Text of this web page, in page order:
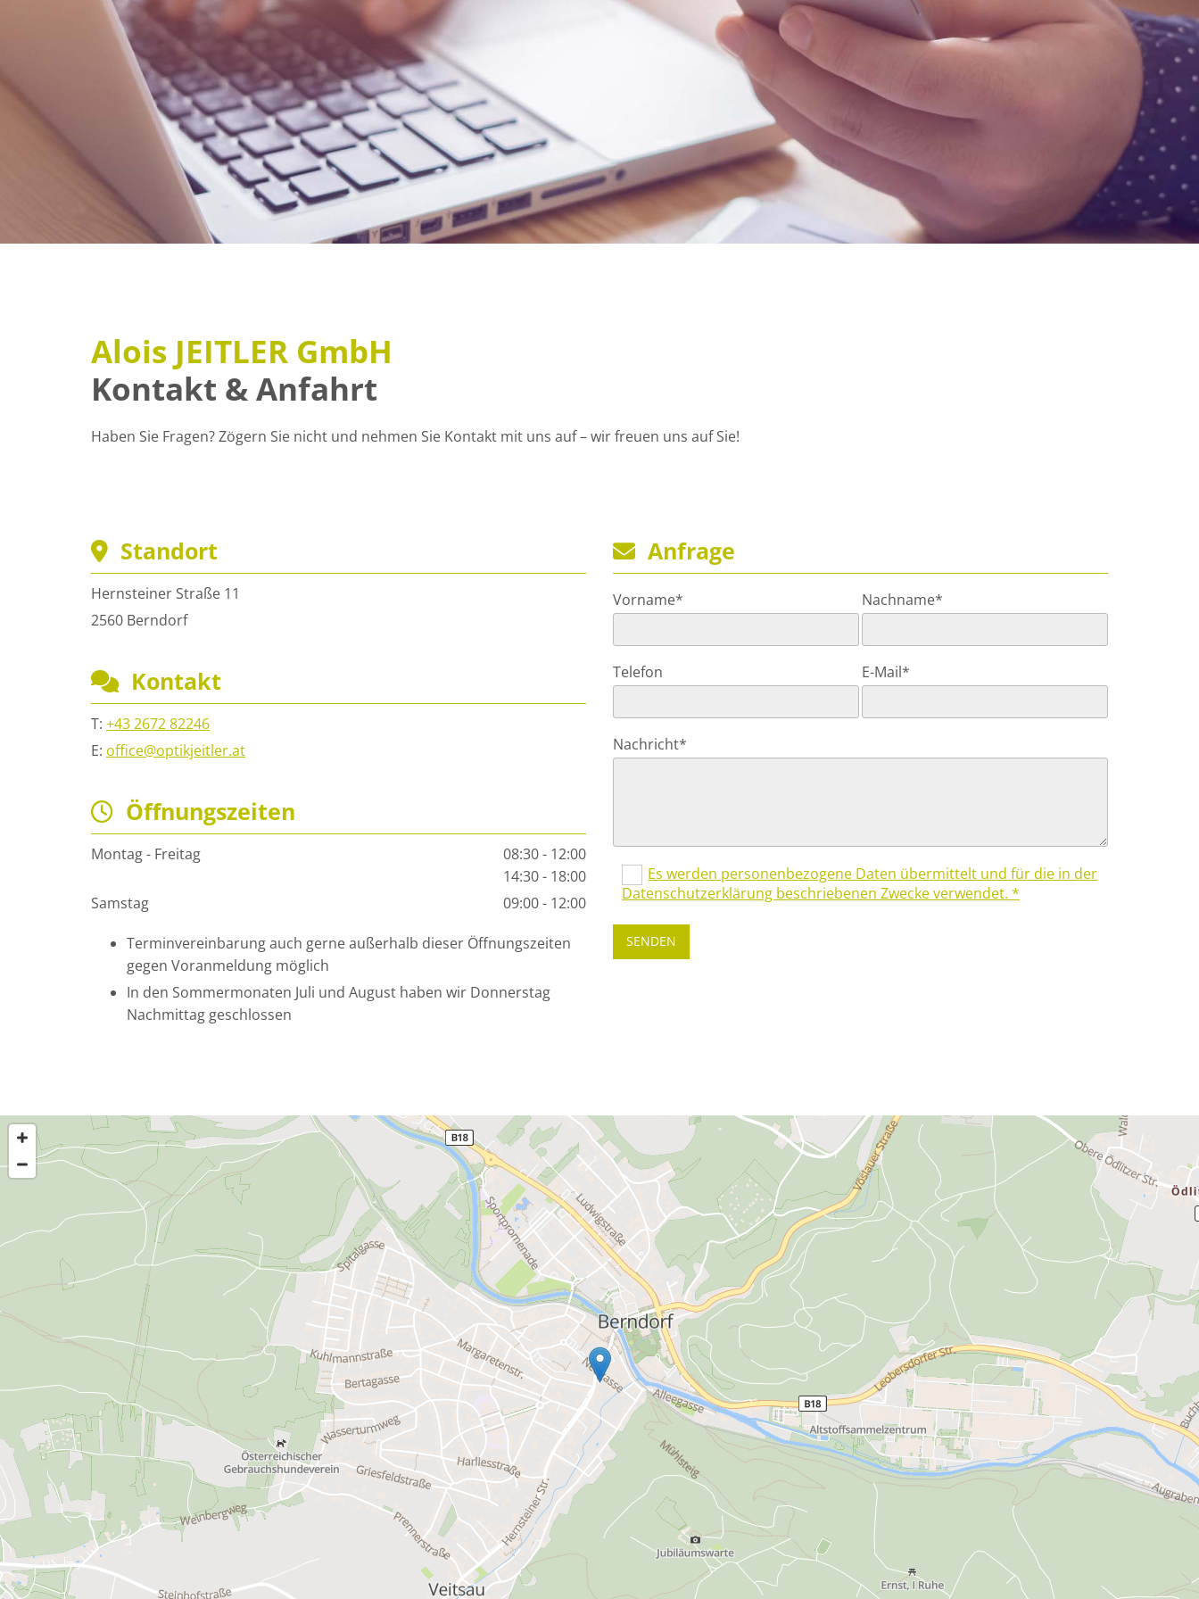
Alois JEITLER GmbH
Kontakt & Anfahrt
Haben Sie Fragen? Zögern Sie nicht und nehmen Sie Kontakt mit uns auf – wir freuen uns auf Sie!
 Standort
Hernsteiner Straße 11
2560 Berndorf
Kontakt
T: +43 2672 82246
E: office@optikjeitler.at
 Öffnungszeiten
Montag - Freitag
08:30 - 12:00
14:30 - 18:00
Samstag
09:00 - 12:00
Terminvereinbarung auch gerne außerhalb dieser Öffnungszeiten
gegen Voranmeldung möglich
In den Sommermonaten Juli und August haben wir Donnerstag
Nachmittag geschlossen
 Anfrage
Vorname* Nachname*
Telefon E-Mail*
Nachricht*
Es werden personenbezogene Daten übermittelt und für die in der
Datenschutzerklärung beschriebenen Zwecke verwendet. *